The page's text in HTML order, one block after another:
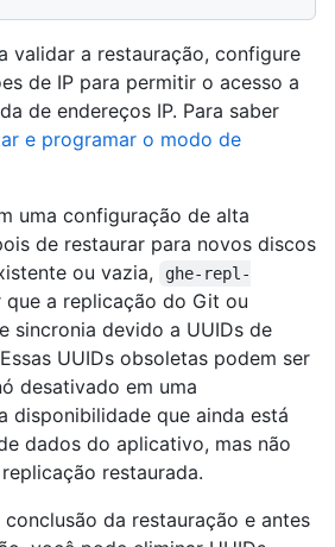
validar a restauração, configure
de IP para permitir o acesso a
de endereços IP. Para saber
e programar o modo de
uma configuração de alta
de restaurar para novos discos
ou vazia,
ghe-repl-
que a replicação do Git ou
sincronia devido a UUIDs de
UUIDs obsoletas podem ser
desativado em uma
disponibilidade que ainda está
dados do aplicativo, mas não
restaurada.
da restauração e antes